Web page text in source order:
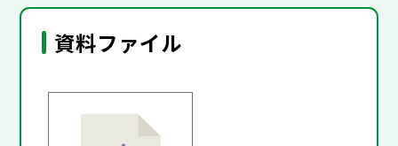
資料ファイル